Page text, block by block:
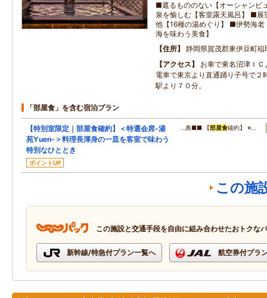
■遮るもののない【オーシャンビ
泉を愉しむ【客室露天風呂】 ■展
他【16種の湯めぐり】 ■伊勢海
海を味わう美食】
住所
静岡県賀茂郡東伊豆町
アクセス
お車で東名沼津Ｉ
電車で東京より直通踊り子号で２
駅より７０分。
「部屋食」を含む宿泊プラン
【特別室限定｜部屋食確約】＜特選会席-湯
苑Yuen-＞料理長渾身の一皿を客室で味わう
特別なひととき
ポイントUP
…典■■ 【部屋食確約】 ※…
この施
この施設と交通手段を自由に組み合わせたおトクな
新幹線/特急付プラン一覧へ 航空券付プラ